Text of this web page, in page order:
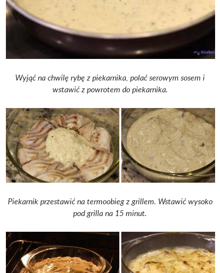
Wyjąć na chwilę rybę z piekarnika, polać serowym sosem i
wstawić z powrotem do piekarnika.
Piekarnik przestawić na termoobieg z grillem. Wstawić wysoko
pod grilla na 15 minut.